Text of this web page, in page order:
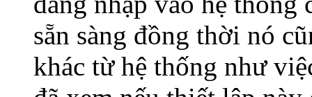
sẵn sàng đồng thời nó
khác từ hệ thống như